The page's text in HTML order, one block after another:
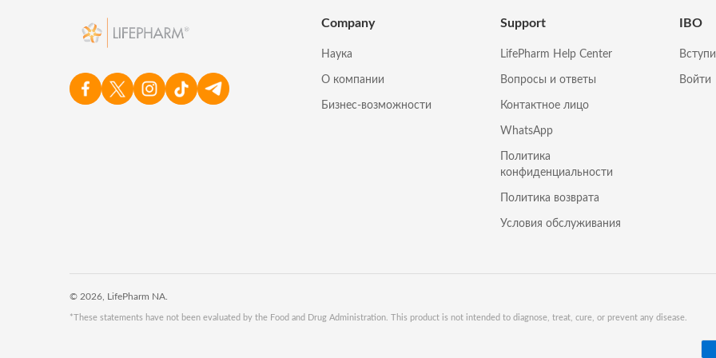
Company
Наука
О компании
Бизнес-возможности
Support
LifePharm Help Center
Вопросы и ответы
Контактное лицо
WhatsApp
Политика
конфиденциальности
Политика возврата
Условия обслуживания
IBO
Войти
© 2026, LifePharm NA.
*These statements have not been evaluated by the Food and Drug Administration. This product is not intended to diagnose, treat, cure, or prevent any disease.